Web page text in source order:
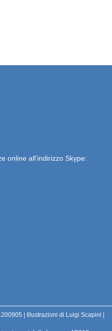
online all’indirizzo Skype:
| Illustrazioni di Luigi Scapini |